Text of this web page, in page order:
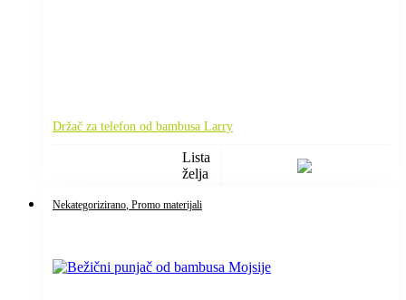
Držač za telefon od bambusa Larry
Lista
želja
Nekategorizirano , Promo materijali